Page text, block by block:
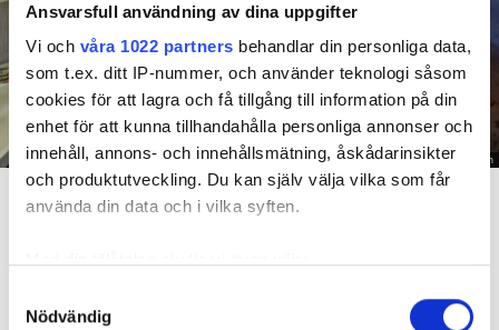
Ansvarsfull användning av dina uppgifter
Vi och våra 1022 partners behandlar din personliga data,
som t.ex. ditt IP-nummer, och använder teknologi såsom
cookies för att lagra och få tillgång till information på din
enhet för att kunna tillhandahålla personliga annonser och
innehåll, annons- och innehållsmätning, åskådarinsikter
och produktutveckling. Du kan själv välja vilka som får
använda din data och i vilka syften.
som kan ha en noggrannhet på upp till flera meter
Nödvändig
Foto: Hyresnämnden
En inspektion visade att vatten under en längre tid läckt in genom sprickor i väggen (de
röda markeringarna) och orsakat rötskador i syllen.
Hyresgästen har bott i lägenheten i skånska Båstad sedan